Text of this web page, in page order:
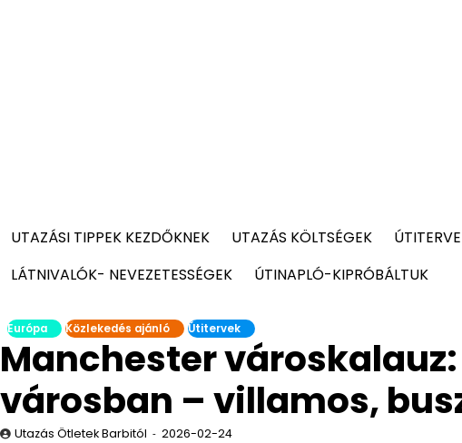
UTAZÁSI TIPPEK KEZDŐKNEK UTAZÁS KÖLTSÉGEK
LÁTNIVALÓK- NEVEZETESSÉGEK
ÚTINAPLÓ-KIPRÓBÁLTUK
Európa Közlekedés ajánló Útitervek
Manchester
városban – villamos,
Utazás Ötletek Barbitól 2026-02-24